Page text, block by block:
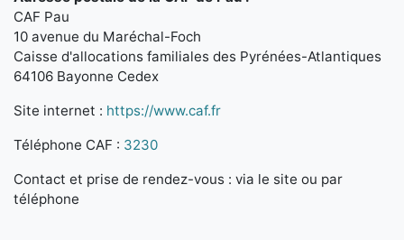
CAF Pau
10 avenue du Maréchal-Foch
Caisse d'allocations familiales des Pyrénées-Atlantiques
64106 Bayonne Cedex
Site internet : https://www.caf.fr
Téléphone CAF : 3230
Contact et prise de rendez-vous : via le site ou par
téléphone